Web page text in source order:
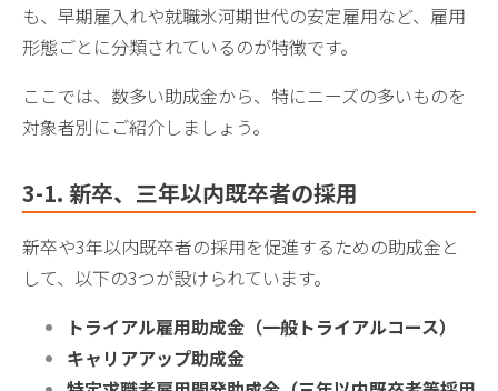
も、早期雇入れや就職氷河期世代の安定雇用など、雇用
形態ごとに分類されているのが特徴です。
ここでは、数多い助成金から、特にニーズの多いものを
対象者別にご紹介しましょう。
3-1. 新卒、三年以内既卒者の採用
新卒や3年以内既卒者の採用を促進するための助成金と
して、以下の3つが設けられています。
トライアル雇用助成金（一般トライアルコース）
キャリアアップ助成金